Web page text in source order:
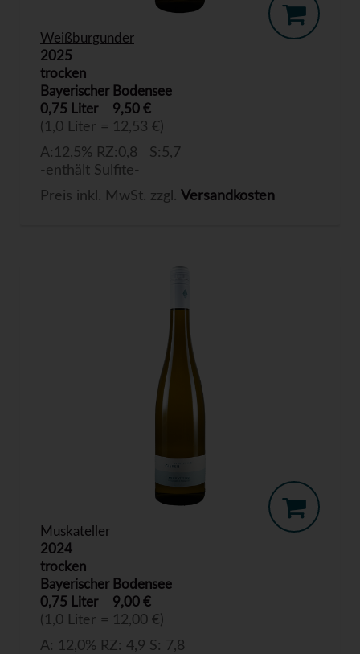
Weißburgunder
2025
trocken
Bayerischer Bodensee
0,75 Liter
9,50 €
(1,0 Liter = 12,53 €)
A:12,5% RZ:0,8 S:5,7
-enthält Sulfite-
Preis inkl. MwSt. zzgl. Versandkosten
Muskateller
2024
trocken
Bayerischer Bodensee
0,75 Liter
9,00 €
(1,0 Liter = 12,00 €)
A: 12,0% RZ: 4,9 S: 7,8